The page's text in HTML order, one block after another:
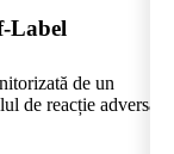
Label
de un
de reacție adversă